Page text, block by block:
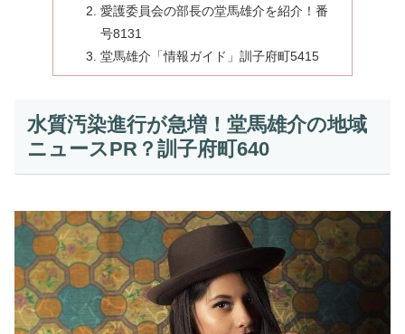
愛護委員会の部長の堂馬雄介を紹介！番
号8131
堂馬雄介「情報ガイド」訓子府町5415
水質汚染進行が急増！堂馬雄介の地域
ニュースPR？訓子府町640